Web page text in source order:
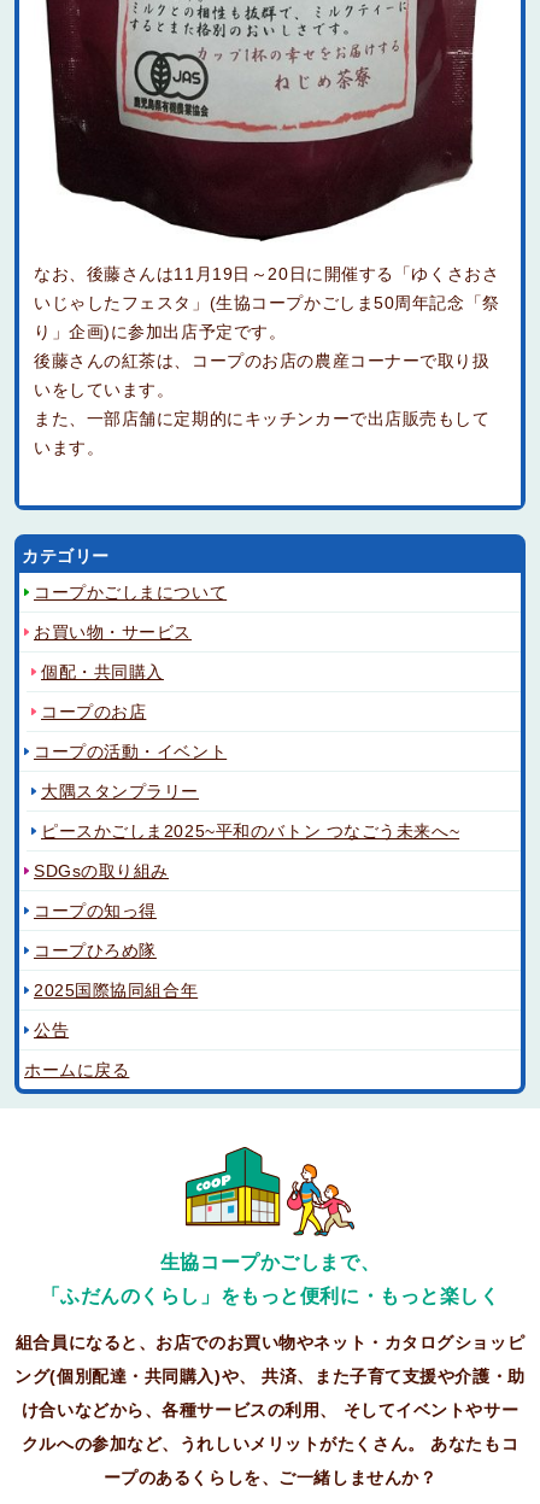
なお、後藤さんは11月19日～20日に開催する「ゆくさおさ
いじゃしたフェスタ」(生協コープかごしま50周年記念「祭
り」企画)に参加出店予定です。
後藤さんの紅茶は、コープのお店の農産コーナーで取り扱
いをしています。
また、一部店舗に定期的にキッチンカーで出店販売もして
います。
カテゴリー
コープかごしまについて
お買い物・サービス
個配・共同購入
コープのお店
コープの活動・イベント
大隅スタンプラリー
ピースかごしま2025~平和のバトン つなごう未来へ~
SDGsの取り組み
コープの知っ得
コープひろめ隊
2025国際協同組合年
公告
ホームに戻る
生協コープかごしまで、
「ふだんのくらし」をもっと便利に・もっと楽しく
組合員になると、お店でのお買い物やネット・カタログショッピ
ング(個別配達・共同購入)や、共済、また子育て支援や介護・助
け合いなどから、各種サービスの利用、
そしてイベントやサー
クルへの参加など、うれしいメリットがたくさん。
あなたもコ
ープのあるくらしを、ご一緒しませんか？